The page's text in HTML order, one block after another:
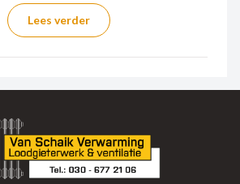
Lees verder